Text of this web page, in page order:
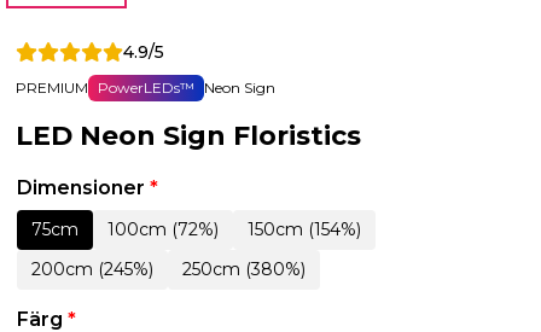
4.9/5
PREMIUM PowerLEDs™ Neon Sign
LED Neon Sign Floristics
Dimensioner *
75cm 100cm (72%)
150cm (154%)
200cm (245%)
250cm (380%)
Färg *